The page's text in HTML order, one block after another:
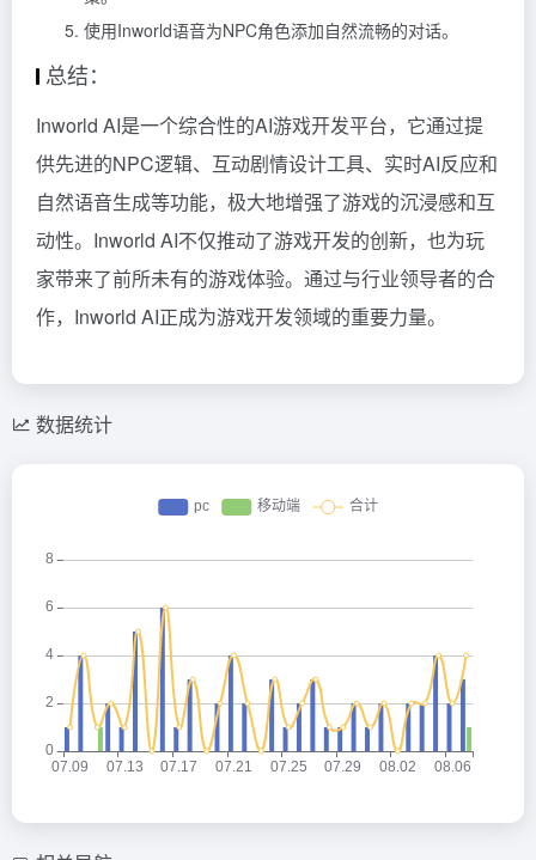
使用Inworld语音为NPC角色添加自然流畅的对话。
总结：
Inworld AI是一个综合性的AI游戏开发平台，它通过提
供先进的NPC逻辑、互动剧情设计工具、实时AI反应和
自然语音生成等功能，极大地增强了游戏的沉浸感和互
动性。Inworld AI不仅推动了游戏开发的创新，也为玩
家带来了前所未有的游戏体验。通过与行业领导者的合
作，Inworld AI正成为游戏开发领域的重要力量。
数据统计